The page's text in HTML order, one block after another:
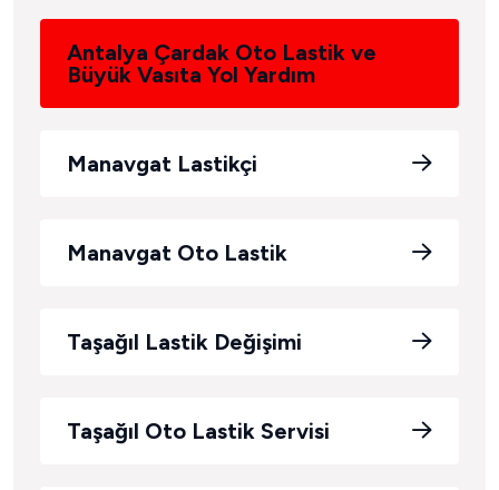
Antalya Çardak Oto Lastik ve
Büyük Vasıta Yol Yardım
Manavgat Lastikçi
Manavgat Oto Lastik
Taşağıl Lastik Değişimi
Taşağıl Oto Lastik Servisi